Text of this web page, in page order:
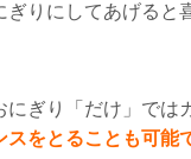
りにしてあげると
ぎり「だけ」では
スをとることも可能